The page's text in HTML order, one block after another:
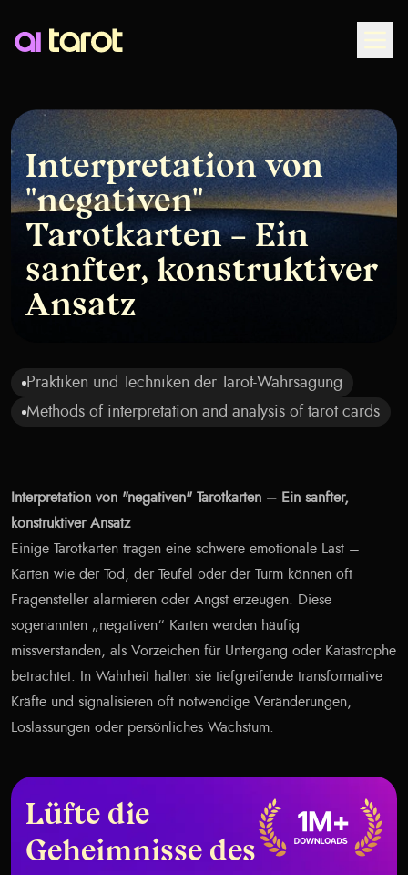
Interpretation von
"negativen"
Tarotkarten – Ein
sanfter, konstruktiver
Ansatz
Praktiken und Techniken der Tarot-Wahrsagung
Methods of interpretation and analysis of tarot cards
Interpretation von "negativen" Tarotkarten – Ein sanfter,
konstruktiver Ansatz
Einige Tarotkarten tragen eine schwere emotionale Last –
Karten wie der Tod, der Teufel oder der Turm können oft
Fragensteller alarmieren oder Angst erzeugen. Diese
sogenannten „negativen“ Karten werden häufig
missverstanden, als Vorzeichen für Untergang oder Katastrophe
betrachtet. In Wahrheit halten sie tiefgreifende transformative
Kräfte und signalisieren oft notwendige Veränderungen,
Loslassungen oder persönliches Wachstum.
Lüfte die
Geheimnisse des